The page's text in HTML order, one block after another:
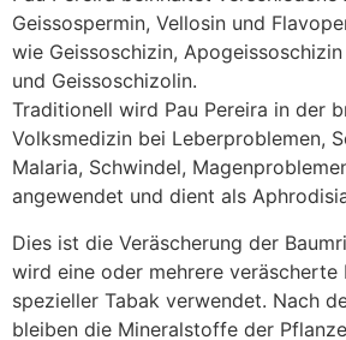
Geissospermin, Vellosin und
wie Geissoschizin, Apogeissoschizin
und Geissoschizolin.
Traditionell wird Pau Pereira in der
Volksmedizin bei Leberproblemen,
Malaria, Schwindel,
angewendet und dient als
Dies ist die Veräscherung der
wird eine oder mehrere veräscherte
spezieller Tabak verwendet. Nach
bleiben die Mineralstoffe der